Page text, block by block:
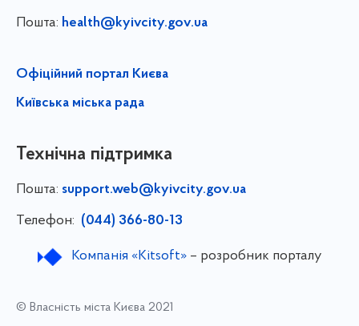
Пошта: health@kyivcity.gov.ua
Офіційний портал Києва
Київська міська рада
Технічна підтримка
Пошта: support.web@kyivcity.gov.ua
Телефон: (044) 366-80-13
Компанія «Kitsoft»– розробник порталу
© Власність міста Києва 2021